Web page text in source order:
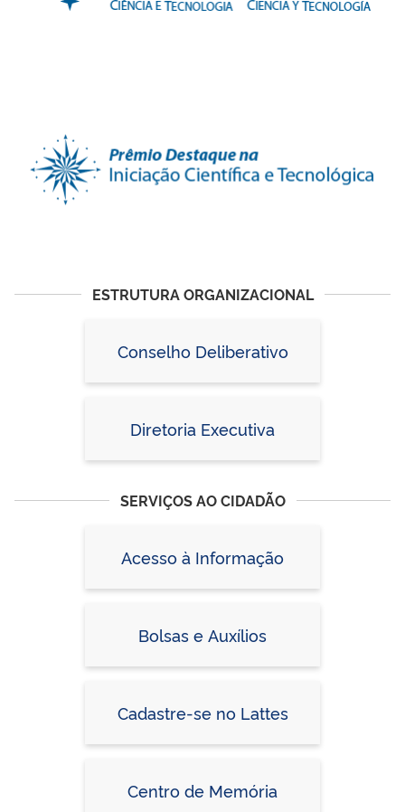
ESTRUTURA ORGANIZACIONAL
Conselho Deliberativo
Diretoria Executiva
SERVIÇOS AO CIDADÃO
Acesso à Informação
Bolsas e Auxílios
Cadastre-se no Lattes
Centro de Memória